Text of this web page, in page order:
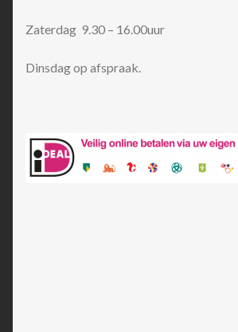
Zaterdag 9.30 – 16.00uur
Dinsdag op afspraak.